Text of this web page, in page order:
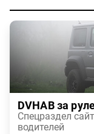
DVHAB за
Спецраздел
водителей